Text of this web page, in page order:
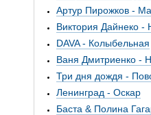
Артур Пирожков -
Виктория Дайнеко -
DAVA - Колыбельная
Ваня Дмитриенко -
Три дня дождя -
Ленинград - Оскар
Баста & Полина